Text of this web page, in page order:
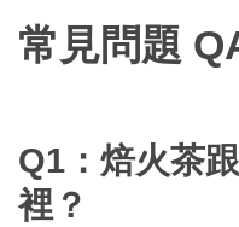
常見問題
Q1：焙火茶
裡？